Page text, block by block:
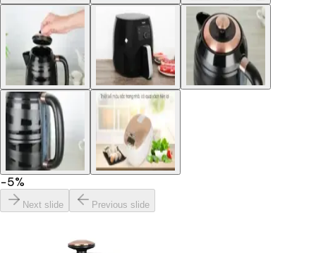
−5%
Next slide Previous slide